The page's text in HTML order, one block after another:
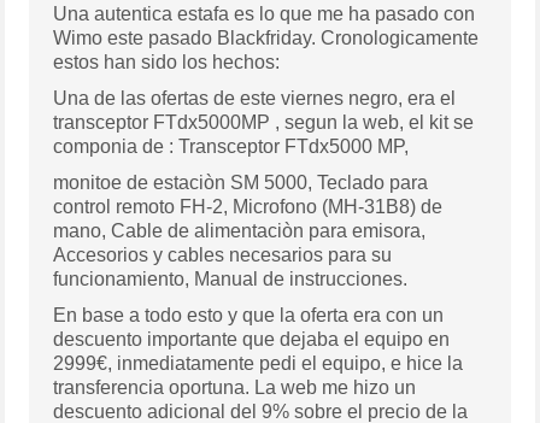
Una autentica estafa es lo que me ha pasado con
Wimo este pasado Blackfriday. Cronologicamente
estos han sido los hechos:
Una de las ofertas de este viernes negro, era el
transceptor FTdx5000MP , segun la web, el kit se
componia de : Transceptor FTdx5000 MP,
monitoe de estaciòn SM 5000, Teclado para
control remoto FH-2, Microfono (MH-31B8) de
mano, Cable de alimentaciòn para emisora,
Accesorios y cables necesarios para su
funcionamiento, Manual de instrucciones.
En base a todo esto y que la oferta era con un
descuento importante que dejaba el equipo en
2999€, inmediatamente pedi el equipo, e hice la
transferencia oportuna. La web me hizo un
descuento adicional del 9% sobre el precio de la